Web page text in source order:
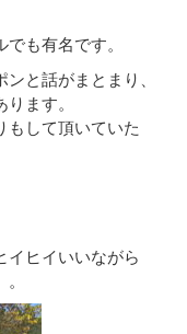
も有名です。
と話がまとまり、
ます。
もして頂いていた
イヒイいいながら